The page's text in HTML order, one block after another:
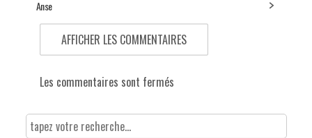
Anse
AFFICHER LES COMMENTAIRES
Les commentaires sont fermés